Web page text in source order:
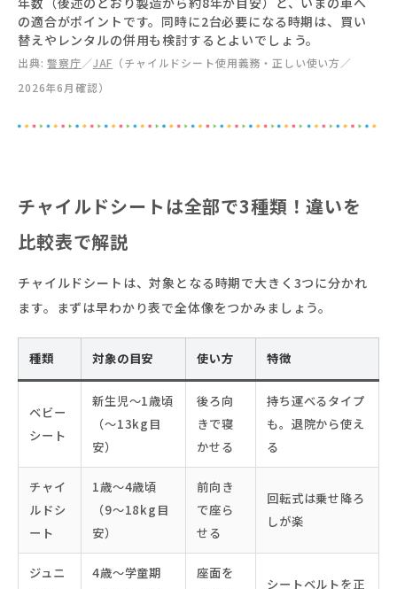
の適合がポイントです。同時に2台必要になる時期は、買い
替えやレンタルの併用も検討するとよいでしょう。
出典:警察庁／JAF （チャイルドシート使用義務・正しい使い方／
2026年6月確認）
チャイルドシートは全部で3種類！違いを
比較表で解説
チャイルドシートは、対象となる時期で大きく3つに分かれ
ます。まずは早わかり表で全体像をつかみましょう。
種類 対象の目安 使い方 特徴
ベビー
シート
新生児〜1歳頃
（〜13kg目
安）
後ろ向
きで寝
かせる
持ち運べるタイプ
も。退院から使え
る
チャイ
ルドシ
ート
1歳〜4歳頃
（9〜18kg目
安）
前向き
で座ら
せる
回転式は乗せ降ろ
しが楽
ジュニ
4歳〜学童期
座面を
シートベルトを正